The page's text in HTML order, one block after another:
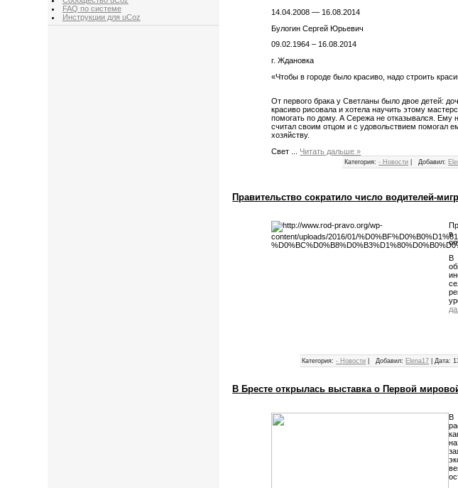
FAQ по системе
Инструкции для uCoz
14.04.2008 — 16.08.2014
Булогин Сергей Юрьевич
09.02.1964 – 16.08.2014
г. Ждановка
«Чтобы в городе было красиво, надо строить
От первого брака у Светланы было двое детей:
красиво рисовала и хотела научить этому
помогать по дому. А Сережа не отказывался.
считал своим отцом и с удовольствием помогал
хозяйству.
Свет
Читать дальше »
Категория: - Новости Добавил:
Правительство сократило число водителей-
в
В
Категория: - Новости Добавил: Elena17 Дата:
В Бресте открылась выставка о Первой
В